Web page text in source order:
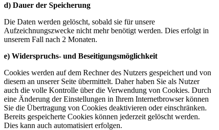
d) Dauer der Speicherung
Die Daten werden gelöscht, sobald sie für unsere
Aufzeichnungszwecke nicht mehr benötigt werden. Dies erfolgt in
unserem Fall nach 2 Monaten.
e) Widerspruchs- und Beseitigungsmöglichkeit
Cookies werden auf dem Rechner des Nutzers gespeichert und von
diesem an unserer Seite übermittelt. Daher haben Sie als Nutzer
auch die volle Kontrolle über die Verwendung von Cookies. Durch
eine Änderung der Einstellungen in Ihrem Internetbrowser können
Sie die Übertragung von Cookies deaktivieren oder einschränken.
Bereits gespeicherte Cookies können jederzeit gelöscht werden.
Dies kann auch automatisiert erfolgen.